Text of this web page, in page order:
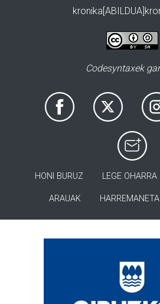
Codesyntaxek
HONI BURUZ LEGE OHARRA
ARAUAK